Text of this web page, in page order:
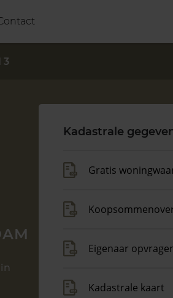
3
Kadastrale
Gratis
Eigenaar
Kadastrale kaart